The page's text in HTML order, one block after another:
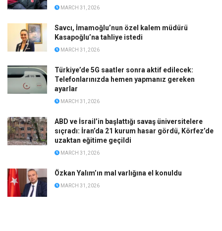
MARCH 31, 2026
Savcı, İmamoğlu’nun özel kalem müdürü
Kasapoğlu’na tahliye istedi
MARCH 31, 2026
Türkiye’de 5G saatler sonra aktif edilecek:
Telefonlarınızda hemen yapmanız gereken
ayarlar
MARCH 31, 2026
ABD ve İsrail’in başlattığı savaş üniversitelere
sıçradı: İran’da 21 kurum hasar gördü, Körfez’de
uzaktan eğitime geçildi
MARCH 31, 2026
Özkan Yalım’ın mal varlığına el konuldu
MARCH 31, 2026